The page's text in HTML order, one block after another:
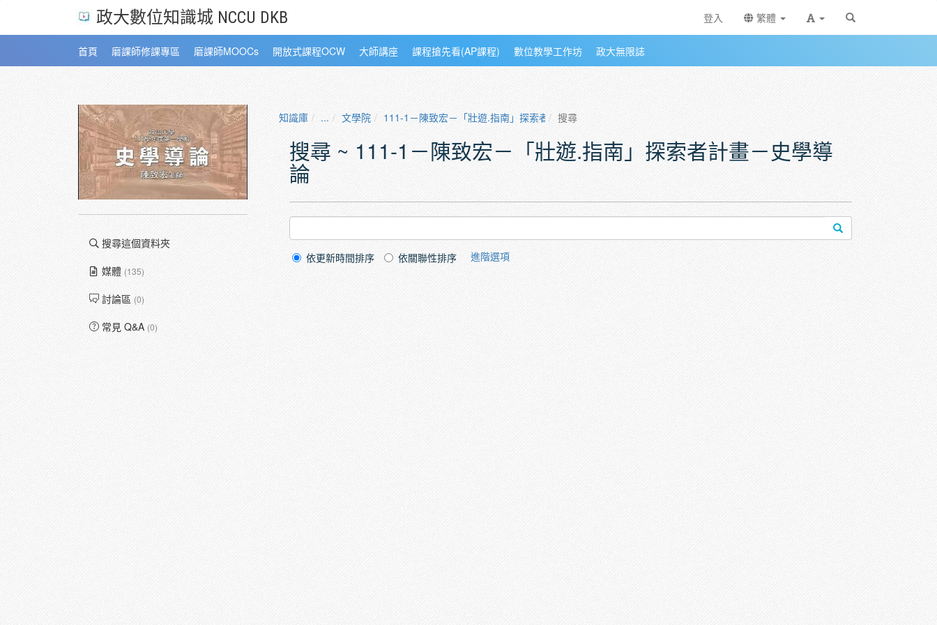
政大數位知識城 NCCU DKB 登入 繁體
首頁 磨課師修課專區 磨課師MOOCs 開放式課程OCW 大師講座 課程搶先看(AP課程) 數位教學工作坊 政大無限誌
搜尋這個資料夾
媒體 (135)
討論區 (0)
常見 Q&A (0)
知識庫 ... 文學院 111-1－陳致宏－「壯遊.指南」探索者計畫－史學導論
搜尋
搜尋 ~ 111-1－陳致宏－「壯遊.指南」探索者計畫－史學導
論
依更新時間排序 依關聯性排序 進階選項